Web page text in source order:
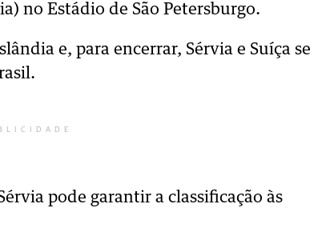
no Estádio de São Petersburgo.
e, para encerrar, Sérvia e Suíça se
pode garantir a classificação às